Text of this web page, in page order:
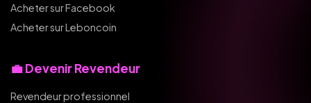
Acheter sur Facebook
Acheter sur Leboncoin
💼 Devenir Revendeur
Revendeur professionnel